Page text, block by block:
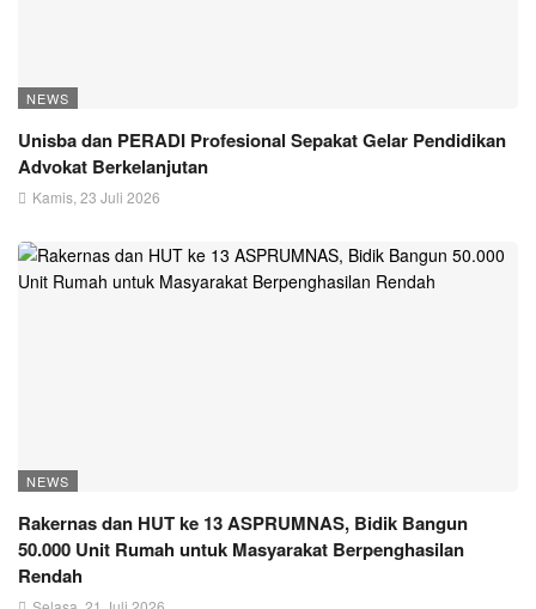
NEWS
Unisba dan PERADI Profesional Sepakat Gelar Pendidikan
Advokat Berkelanjutan
Kamis, 23 Juli 2026
NEWS
Rakernas dan HUT ke 13 ASPRUMNAS, Bidik Bangun
50.000 Unit Rumah untuk Masyarakat Berpenghasilan
Rendah